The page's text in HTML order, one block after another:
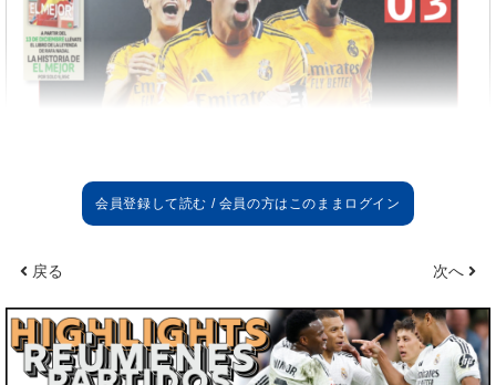
戻る 次へ